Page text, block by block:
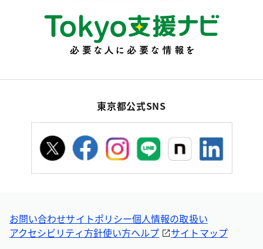
東京都公式SNS
お問い合わせサイトポリシー個人情報の取扱い
アクセシビリティ方針使い方ヘルプ サイトマップ